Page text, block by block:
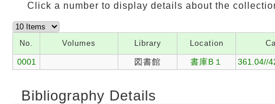
Click a number to display details about the
No. Volumes Library Location
0001 図書館 書庫B１ 361.04//
Bibliography Details